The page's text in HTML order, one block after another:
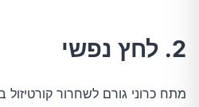
2. לחץ נפשי
מתח כרוני גורם לשחרור קורטיזול